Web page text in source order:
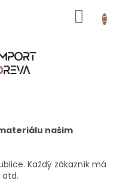
KOŠÍK
našim
Každý zákazník má